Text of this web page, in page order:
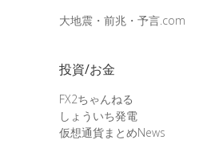
大地震・前兆・予言.com
投資/お金
FX2ちゃんねる
しょういち発電
仮想通貨まとめNews